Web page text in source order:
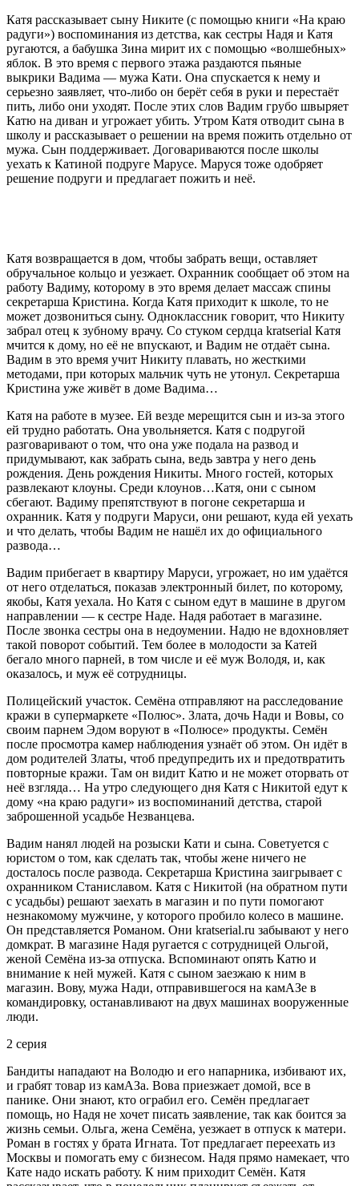
Катя рассказывает сыну Никите (с помощью книги «На краю
радуги») воспоминания из детства, как сестры Надя и Катя
ругаются, а бабушка Зина мирит их с помощью «волшебных»
яблок. В это время с первого этажа раздаются пьяные
выкрики Вадима — мужа Кати. Она спускается к нему и
серьезно заявляет, что-либо он берёт себя в руки и перестаёт
пить, либо они уходят. После этих слов Вадим грубо швыряет
Катю на диван и угрожает убить. Утром Катя отводит сына в
школу и рассказывает о решении на время пожить отдельно от
мужа. Сын поддерживает. Договариваются после школы
уехать к Катиной подруге Марусе. Маруся тоже одобряет
решение подруги и предлагает пожить и неё.
Катя возвращается в дом, чтобы забрать вещи, оставляет
обручальное кольцо и уезжает. Охранник сообщает об этом на
работу Вадиму, которому в это время делает массаж спины
секретарша Кристина. Когда Катя приходит к школе, то не
может дозвониться сыну. Одноклассник говорит, что Никиту
забрал отец к зубному врачу. Со стуком сердца kratserial Катя
мчится к дому, но её не впускают, и Вадим не отдаёт сына.
Вадим в это время учит Никиту плавать, но жесткими
методами, при которых мальчик чуть не утонул. Секретарша
Кристина уже живёт в доме Вадима…
Катя на работе в музее. Ей везде мерещится сын и из-за этого
ей трудно работать. Она увольняется. Катя с подругой
разговаривают о том, что она уже подала на развод и
придумывают, как забрать сына, ведь завтра у него день
рождения. День рождения Никиты. Много гостей, которых
развлекают клоуны. Среди клоунов…Катя, они с сыном
сбегают. Вадиму препятствуют в погоне секретарша и
охранник. Катя у подруги Маруси, они решают, куда ей уехать
и что делать, чтобы Вадим не нашёл их до официального
развода…
Вадим прибегает в квартиру Маруси, угрожает, но им удаётся
от него отделаться, показав электронный билет, по которому,
якобы, Катя уехала. Но Катя с сыном едут в машине в другом
направлении — к сестре Наде. Надя работает в магазине.
После звонка сестры она в недоумении. Надю не вдохновляет
такой поворот событий. Тем более в молодости за Катей
бегало много парней, в том числе и её муж Володя, и, как
оказалось, и муж её сотрудницы.
Полицейский участок. Семёна отправляют на расследование
кражи в супермаркете «Полюс». Злата, дочь Нади и Вовы, со
своим парнем Эдом воруют в «Полюсе» продукты. Семён
после просмотра камер наблюдения узнаёт об этом. Он идёт в
дом родителей Златы, чтоб предупредить их и предотвратить
повторные кражи. Там он видит Катю и не может оторвать от
неё взгляда… На утро следующего дня Катя с Никитой едут к
дому «на краю радуги» из воспоминаний детства, старой
заброшенной усадьбе Незванцева.
Вадим нанял людей на розыски Кати и сына. Советуется с
юристом о том, как сделать так, чтобы жене ничего не
досталось после развода. Секретарша Кристина заигрывает с
охранником Станиславом. Катя с Никитой (на обратном пути
с усадьбы) решают заехать в магазин и по пути помогают
незнакомому мужчине, у которого пробило колесо в машине.
Он представляется Романом. Они kratserial.ru забывают у него
домкрат. В магазине Надя ругается с сотрудницей Ольгой,
женой Семёна из-за отпуска. Вспоминают опять Катю и
внимание к ней мужей. Катя с сыном заезжаю к ним в
магазин. Вову, мужа Нади, отправившегося на камАЗе в
командировку, останавливают на двух машинах вооруженные
люди.
2 серия
Бандиты нападают на Володю и его напарника, избивают их,
и грабят товар из камАЗа. Вова приезжает домой, все в
панике. Они знают, кто ограбил его. Семён предлагает
помощь, но Надя не хочет писать заявление, так как боится за
жизнь семьи. Ольга, жена Семёна, уезжает в отпуск к матери.
Роман в гостях у брата Игната. Тот предлагает переехать из
Москвы и помогать ему с бизнесом. Надя прямо намекает, что
Кате надо искать работу. К ним приходит Семён. Катя